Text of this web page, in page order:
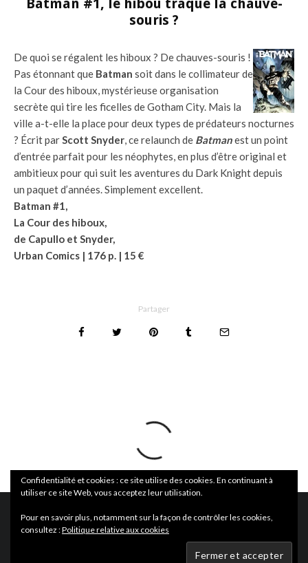
Batman #1, le hibou traque la chauve-
souris ?
De quoi se régalent les hiboux ? De chauves-souris !
Pas étonnant que Batman soit dans le collimateur de
la Cour des hiboux, mystérieuse organisation
secrète qui tire les ficelles de Gotham City. Mais la
ville a-t-elle la place pour deux types de prédateurs nocturnes
? Écrit parScott Snyder, ce relaunch de Batmanest un point
d’entrée parfait pour les néophytes, en plus d’être original et
ambitieux pour qui suit les aventures du Dark Knight depuis
un paquet d’années. Simplement excellent.
Batman #1,
La Cour des hiboux,
de Capullo et Snyder,
Urban Comics | 176 p. | 15 €
Partager
Confidentialité et cookies : ce site utilise des cookies. En continuant à
utiliser ce site Web, vous acceptez leur utilisation.
Pour en savoir plus, notamment sur la façon de contrôler les cookies,
consultez :Politique relative aux cookies